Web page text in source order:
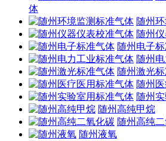
体
随州
随州
随州电子
随州
随州激光
随州
随州
随州高纯甲烷
随州高纯
随州液氧